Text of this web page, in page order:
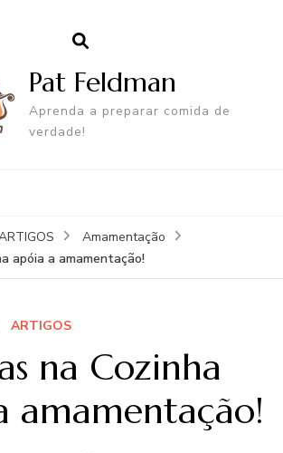
Pat Feldman
Aprenda a preparar comida de
verdade!
Amamentação
apóia a amamentação!
ARTIGOS
na Cozinha
amamentação!